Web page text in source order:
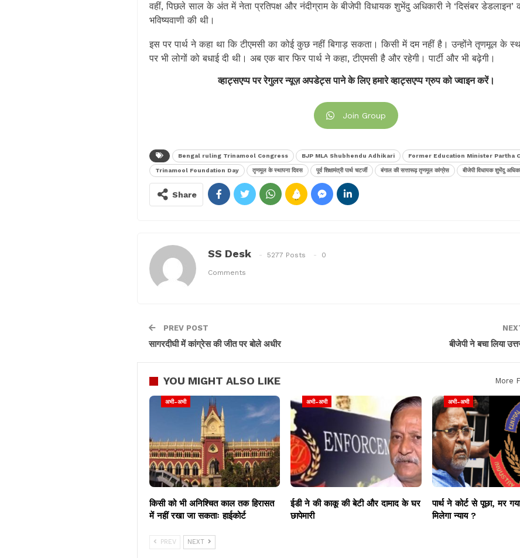
वहीं, पिछले साल के अंत में नेता प्रतिपक्ष और नंदीग्राम के बीजेपी विधायक शुभेंदु अधिकारी ने ‘दिसंबर डेडलाइन’
भविष्यवाणी की थी।
इस पर पार्थ ने कहा था कि टीएमसी का कोई कुछ नहीं बिगाड़ सकता। किसी में दम नहीं है। उन्होंने तृणमूल के
पर भी लोगों को बधाई दी थी। अब एक बार फिर पार्थ ने कहा, टीएमसी है और रहेगी। पार्टी और भी बढ़ेगी।
व्हाट्सएप्प पर रेगुलर न्यूज़ अपडेट्स पाने के लिए हमारे व्हाट्सएप्प ग्रुप को ज्वाइन करें।
Join Group
Bengal ruling Trinamool Congress BJP MLA Shubhendu Adhikari Former Education Minister Partha
Trinamool Foundation Day तृणमूल के स्थापना दिवस पूर्व शिक्षामंत्री पार्थ चटर्जी बंगाल की सत्तारूढ़ तृणमूल कांग्रेस बीजेपी विधायक शुभेंदु
Share
SS Desk 5277 Posts 0
Comments
PREV POST
सागरदीघी में कांग्रेस की जीत पर बोले अधीर बीजेपी ने बचा लिया
YOU MIGHT ALSO LIKE More
अभी-अभी
किसी को भी अनिश्चित काल तक हिरासत
में नहीं रखा जा सकताः हाईकोर्ट
अभी-अभी
ईडी ने की काकू की बेटी और दामाद के घर
छापेमारी
अभी-अभी
पार्थ ने कोर्ट से पूछा, मर
मिलेगा न्याय ?
PREV NEXT